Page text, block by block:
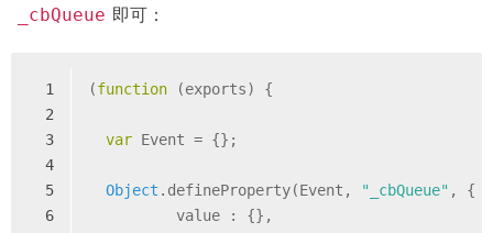
_cbQueue 即可：
1
2
3
4
5
6
(function (exports) {
var Event = {};
Object .defineProperty(Event, "_cbQueue" , {
	  value : {},